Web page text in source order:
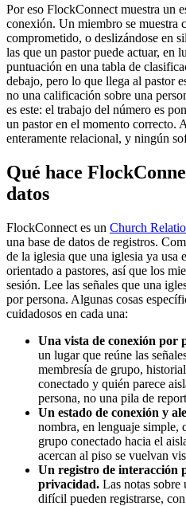
Por eso FlockConnect muestra un
conexión. Un miembro se muestra
comprometido, o deslizándose en
las que un pastor puede actuar, en
puntuación en una tabla de
debajo, pero lo que llega al pastor
no una calificación sobre una
es este: el trabajo del número es
un pastor en el momento correcto.
enteramente relacional, y ningún
Qué hace
datos
FlockConnect es un Church
una base de datos de registros.
de la iglesia que una iglesia ya usa
orientado a pastores, así que los
sesión. Lee las señales que una
por persona. Algunas cosas
cuidadosos en cada una:
Una vista de conexión por
un lugar que reúne las
membresía de grupo,
conectado y quién parece
persona, no una pila de
Un estado de conexión y
nombra, en lenguaje simple,
grupo conectado hacia el
acercan al piso se vuelvan
Un registro de interacción
privacidad. Las notas sobre
difícil pueden registrarse,